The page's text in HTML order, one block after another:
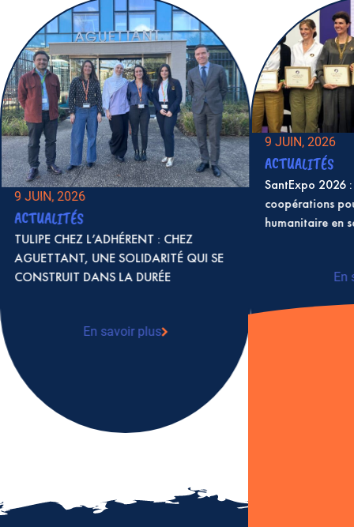
9 JUIN, 2026
ACTUALITÉS
TULIPE CHEZ L’ADHÉRENT : CHEZ
AGUETTANT, UNE SOLIDARITÉ QUI SE
CONSTRUIT DANS LA DURÉE
En savoir plus
: TULIPE CHEZ L’ADHÉRENT : CHEZ
AGUETTANT, UNE SOLIDARITÉ QUI SE
CONSTRUIT DANS LA DURÉE
9 JUIN, 2026
ACTUALITÉS
SantExpo 2026
coopérations
humanitaire en
En
: